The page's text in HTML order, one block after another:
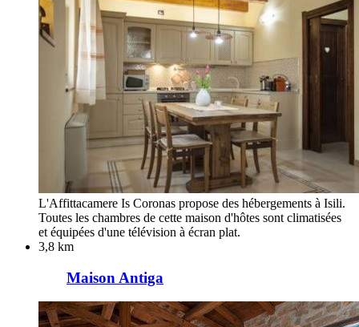
L'Affittacamere Is Coronas propose des hébergements à Isili.
Toutes les chambres de cette maison d'hôtes sont climatisées
et équipées d'une télévision à écran plat.
3,8 km
Maison Antiga